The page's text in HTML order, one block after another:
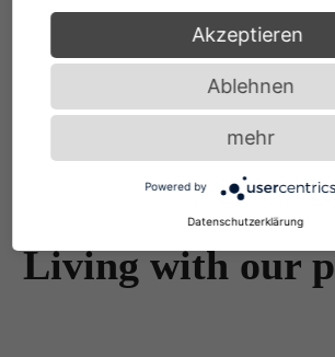
Living with our
Akzeptieren
Ablehnen
mehr
Powered by
Datenschutzerklärung